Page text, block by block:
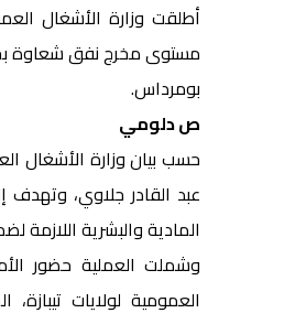
أطلقت وزارة الأشغال
مستوى مخرج نفق شعاوة
بومرداس.
ص دلومي
حسب بيان وزارة الأشغال
عبد القادر جلاوي،
المادية والبشرية
وشملت العملية حضور
العمومية لولايات